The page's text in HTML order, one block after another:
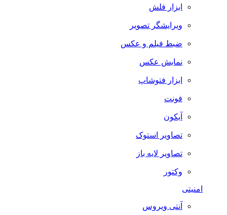
ابزار فلش
ویرایشگر تصویر
ضبط فيلم و عكس
نمایش عکس
ابزار فتوشاپ
فونت
آیکون
تصاویر استوک
تصاویر لایه باز
وکتور
امنیتی
آنتی ویروس